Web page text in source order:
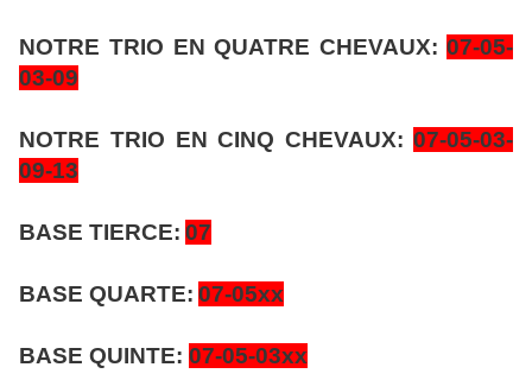
NOTRE TRIO EN QUATRE CHEVAUX: 07-05-
03-09
NOTRE TRIO EN CINQ CHEVAUX: 07-05-03-
09-13
BASE TIERCE: 07
BASE QUARTE: 07-05xx
BASE QUINTE: 07-05-03xx